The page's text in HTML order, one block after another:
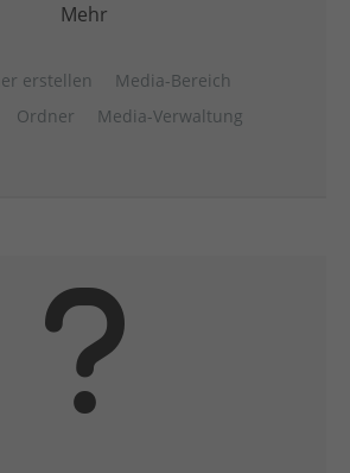
Mehr
erstellen
Media-Bereich
Ordner
Media-Verwaltung